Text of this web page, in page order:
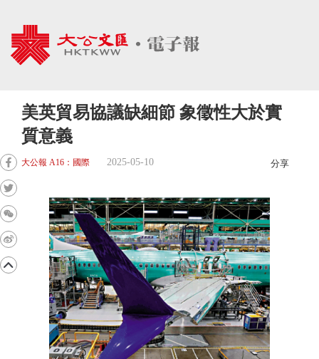
美英貿易協議缺細節 象徵性大於實
質意義
大公報 A16：國際 2025-05-10 分享